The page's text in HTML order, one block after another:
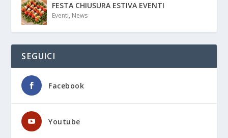
FESTA CHIUSURA ESTIVA EVENTI
Eventi, News
SEGUICI
Facebook
Youtube